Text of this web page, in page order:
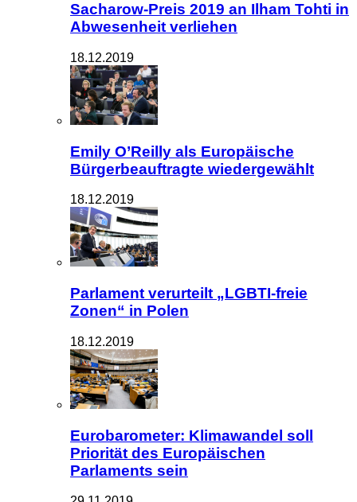
Sacharow-Preis 2019 an Ilham Tohti in
Abwesenheit verliehen
18.12.2019
Emily O’Reilly als Europäische
Bürgerbeauftragte wiedergewählt
18.12.2019
Parlament verurteilt „LGBTI-freie
Zonen“ in Polen
18.12.2019
Eurobarometer: Klimawandel soll
Priorität des Europäischen
Parlaments sein